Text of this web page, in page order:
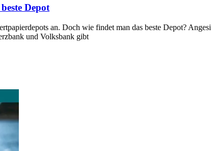
Depot
an. Doch wie findet man das beste Depot?
und Volksbank gibt